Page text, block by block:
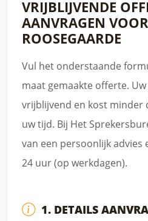
VRIJBLIJVENDE
AANVRAGEN
ROOSEGAARDE
Vul het onderstaande
maat gemaakte offerte.
vrijblijvend en kost minder
uw tijd. Bij Het
van een persoonlijk advies
24 uur (op werkdagen).
1. DETAILS